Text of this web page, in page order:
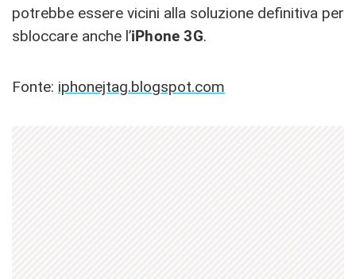
potrebbe essere vicini alla soluzione definitiva per
sbloccare anche l’iPhone 3G.
Fonte: iphonejtag.blogspot.com